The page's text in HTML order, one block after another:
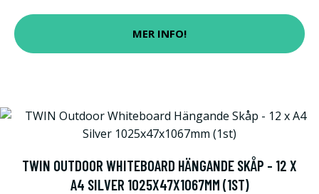
MER INFO!
TWIN OUTDOOR WHITEBOARD HÄNGANDE SKÅP - 12 X
A4 SILVER 1025X47X1067MM (1ST)